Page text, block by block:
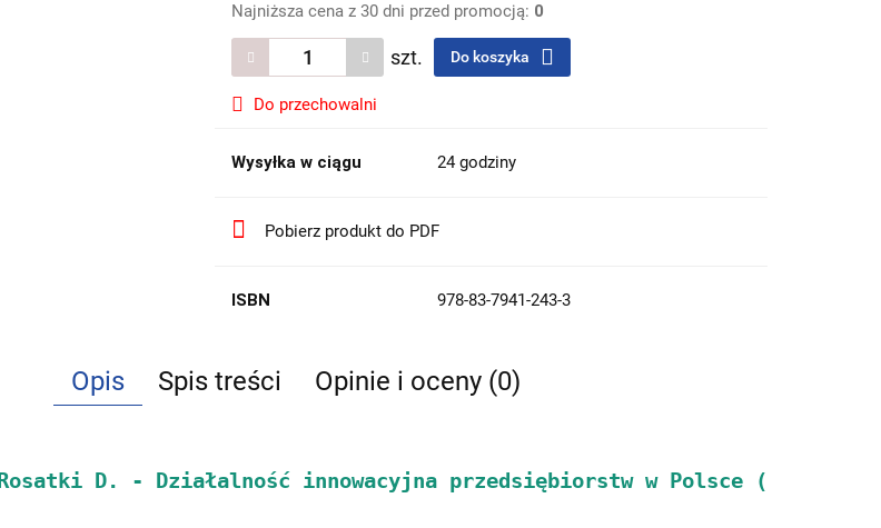
Najniższa cena z 30 dni przed promocją: 0
szt. Do koszyka
Do przechowalni
Wysyłka w ciągu 24 godziny
Pobierz produkt do PDF
ISBN 978-83-7941-243-3
Opis Spis treści Opinie i oceny (0)
Rosatki D. - Działalność innowacyjna przedsiębiorstw w Polsce (E-book